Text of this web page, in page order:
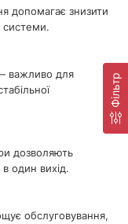
Фільтр
допомагає знизити
системи.
— важливо для
дозволяють
в один вихід.
обслуговування,